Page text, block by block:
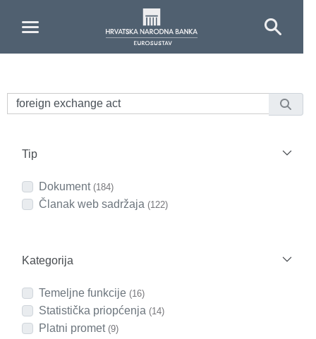
Tip
Dokument (184)
Članak web sadržaja (122)
Kategorija
Temeljne funkcije (16)
Statistička priopćenja (14)
Platni promet (9)